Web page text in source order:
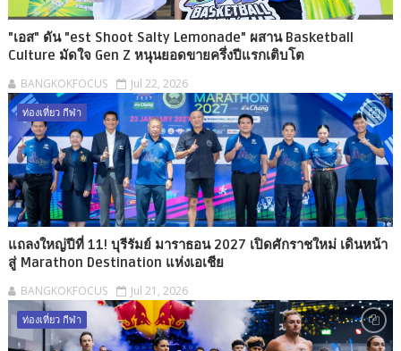
"เอส" ดัน "est Shoot Salty Lemonade" ผสาน Basketball
Culture มัดใจ Gen Z หนุนยอดขายครึ่งปีแรกเติบโต
BANGKOKFOCUS Jul 22, 2026
ท่องเที่ยว กีฬา
แถลงใหญ่ปีที่ 11! บุรีรัมย์ มาราธอน 2027 เปิดศักราชใหม่ เดินหน้า
สู่ Marathon Destination แห่งเอเชีย
BANGKOKFOCUS Jul 21, 2026
ท่องเที่ยว กีฬา